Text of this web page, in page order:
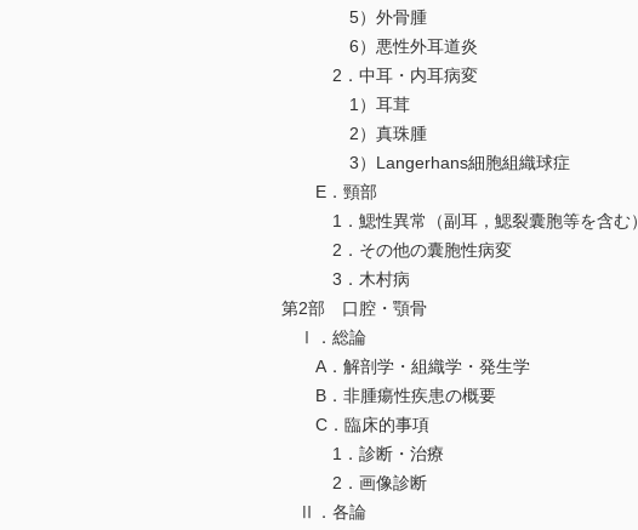
5）外骨腫
6）悪性外耳道炎
2．中耳・内耳病変
1）耳茸
2）真珠腫
3）Langerhans細胞組織球症
E．頸部
1．鰓性異常（副耳，鰓裂囊胞等を含む）
2．その他の囊胞性病変
3．木村病
第2部 口腔・顎骨
Ⅰ．総論
A．解剖学・組織学・発生学
B．非腫瘍性疾患の概要
C．臨床的事項
1．診断・治療
2．画像診断
Ⅱ．各論